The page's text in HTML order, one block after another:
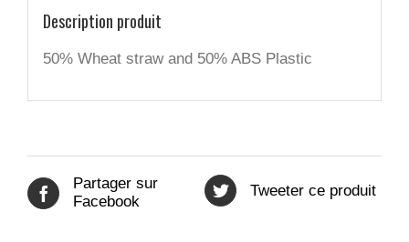
Description produit
50% Wheat straw and 50% ABS Plastic
Partager sur
Facebook
Tweeter ce produit